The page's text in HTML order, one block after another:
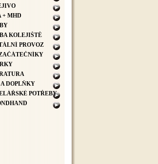
+ MHD
KOLEJIŠTĚ
PROVOZ
DOPLŇKY
POTŘEBY